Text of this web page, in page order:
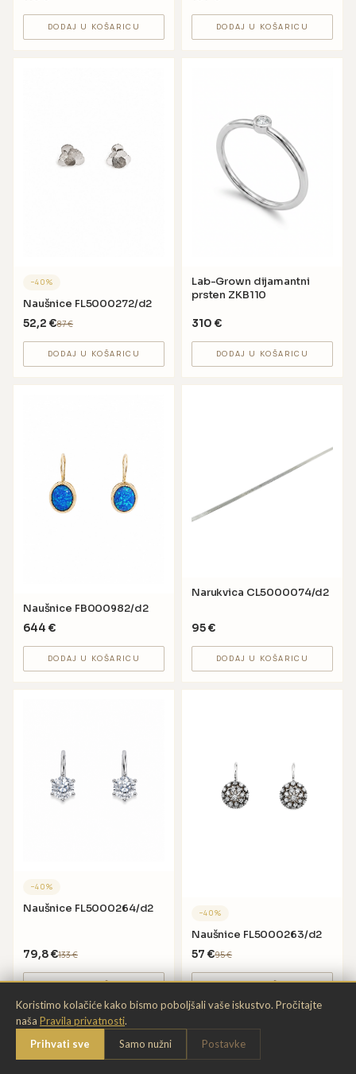
DODAJ U KOŠARICU DODAJ U KOŠARICU
−40%
Naušnice FL5000272/d2
52,2 €87€
DODAJ U KOŠARICU
Lab-Grown dijamantni
prsten ZKB110
310 €
DODAJ U KOŠARICU
Naušnice FB000982/d2
644 €
DODAJ U KOŠARICU
Narukvica CL5000074/d2
95€
DODAJ U KOŠARICU
−40%
Naušnice FL5000264/d2
79,8€133€
DODAJ U KOŠARICU
−40%
Naušnice FL5000263/d2
57 €95€
DODAJ U KOŠARICU
Koristimo kolačiće kako bismo poboljšali vaše iskustvo. Pročitajte
naša Pravila privatnosti.
Prihvati sve
Samo nužni Postavke